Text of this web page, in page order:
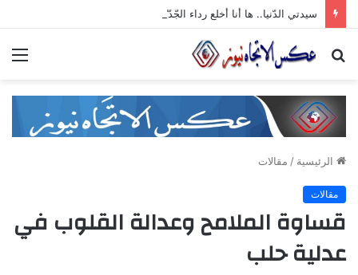
بحث
الرئيسية / مقالات
مقالات
قساوة الملامح وعدالة القلوب في
عدلية حلب